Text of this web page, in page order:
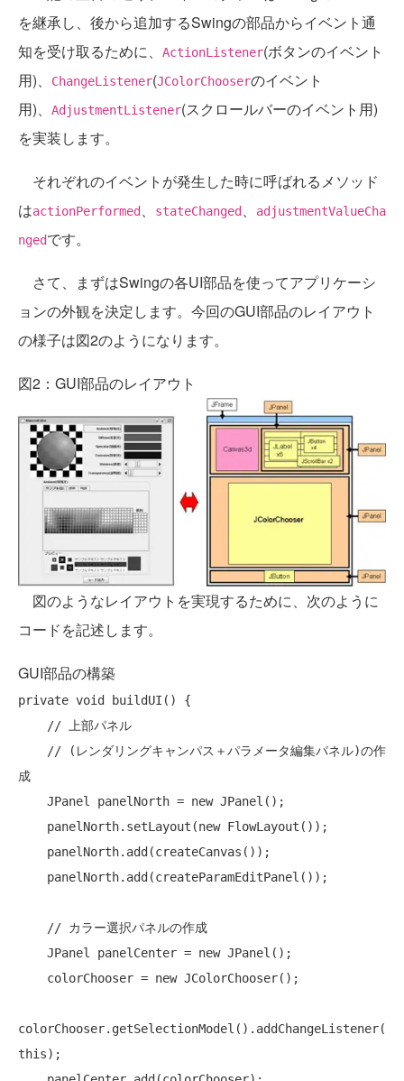
を継承し、後から追加するSwingの部品からイベント通
知を受け取るために、
ActionListener(ボタンのイベント
用)、
ChangeListener(JColorChooserのイベント
用)、
AdjustmentListener(スクロールバーのイベント用)
を実装します。
それぞれのイベントが発生した時に呼ばれるメソッド
はactionPerformed 、 stateChanged 、
adjustmentValueCha
ngedです。
さて、まずはSwingの各UI部品を使ってアプリケーシ
ョンの外観を決定します。今回のGUI部品のレイアウト
の様子は図2のようになります。
図2：GUI部品のレイアウト
図のようなレイアウトを実現するために、次のように
コードを記述します。
GUI部品の構築
private void buildUI() {
// 上部パネル
// (レンダリングキャンパス＋パラメータ編集パネル)の作
成
    JPanel panelNorth =
new JPanel();
    panelNorth.setLayout(
new FlowLayout());
// カラー選択パネルの作成
    JPanel panelCenter =
new JPanel();
    colorChooser =
new JColorChooser();
colorChooser.getSelectionModel().addChangeListener(
this);